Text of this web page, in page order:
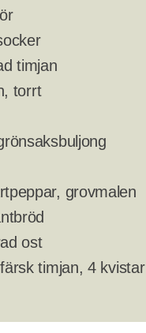
timjan
torrt
grovmalen
ost
timjan, 4 kvistar